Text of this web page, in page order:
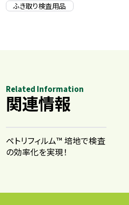
ふき取り検査用品
Related Information
関連情報
ペトリフィルム™ 培地で検査
の効率化を実現！